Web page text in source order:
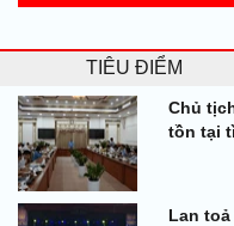
TIÊU ĐIỂM
Chủ
tồn tại
Lan